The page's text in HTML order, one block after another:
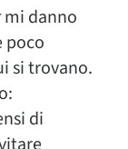
mi danno
poco
si trovano.
di